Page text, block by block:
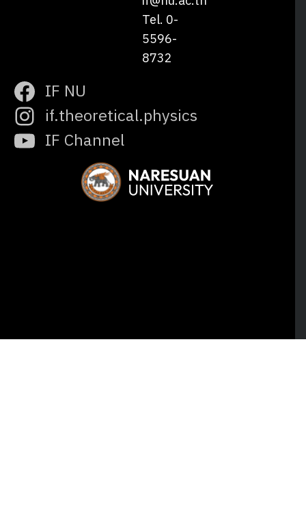
Tel. 0-
5596-
8732
IF NU
if.theoretical.physics
IF Channel